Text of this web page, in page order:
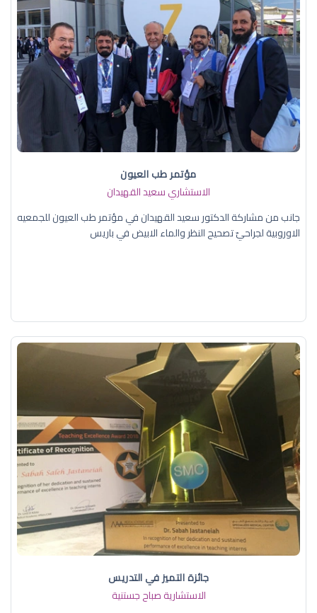
مؤتمر طب العيون
الاستشاري سعيد القهيدان
جانب من مشاركة الدكتور سعيد القهيدان في مؤتمر طب العيون للجمعيه
الاوروبية لجراحيّ تصحيح النظر والماء الابيض في باريس
جائزة التميز في التدريس
الاستشارية صباح جستنية